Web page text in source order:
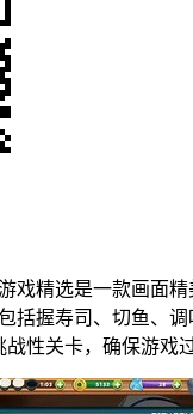
戏精选是一款画面
括握寿司、切鱼、
性关卡，确保游戏